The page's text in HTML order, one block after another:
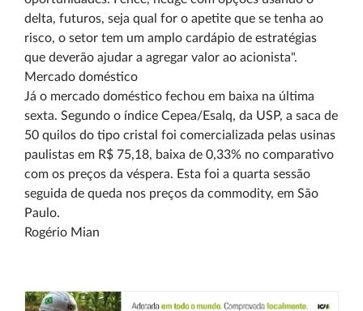
delta, futuros, seja qual for o apetite que se tenha ao
risco, o setor tem um amplo cardápio de estratégias
que deverão ajudar a agregar valor ao acionista".
Mercado doméstico
Já o mercado doméstico fechou em baixa na última
sexta. Segundo o índice Cepea/Esalq, da USP, a saca de
50 quilos do tipo cristal foi comercializada pelas usinas
paulistas em R$ 75,18, baixa de 0,33% no comparativo
com os preços da véspera. Esta foi a quarta sessão
seguida de queda nos preços da commodity, em São
Paulo.
Rogério Mian